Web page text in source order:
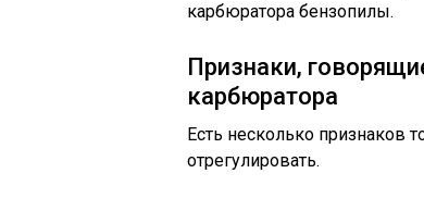
карбюратора бензопилы.
Признаки,
карбюратора
Есть несколько признаков
отрегулировать.